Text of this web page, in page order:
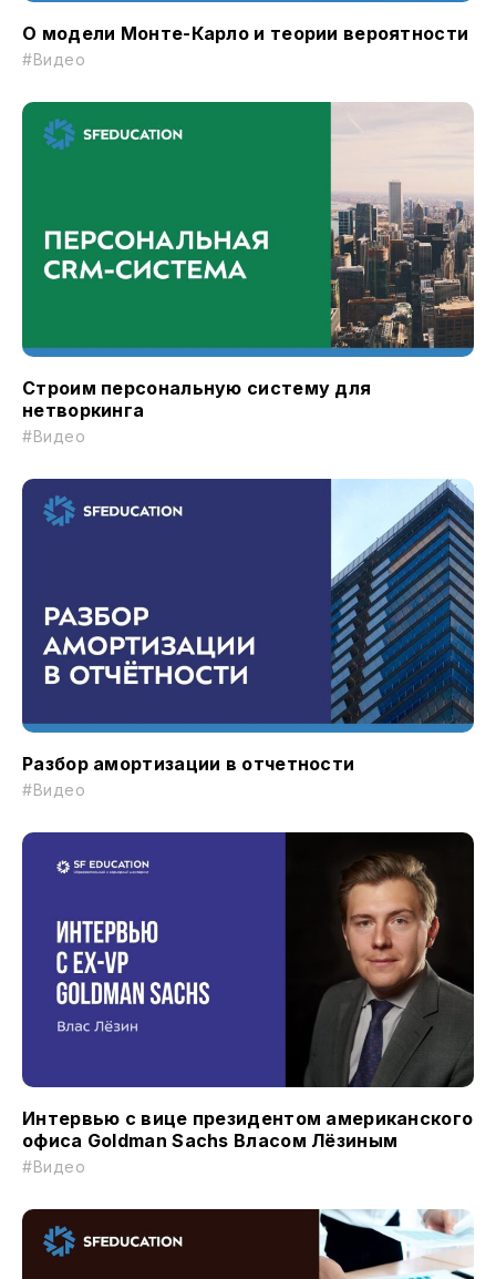
О модели Монте-Карло и теории вероятности
#Видео
Строим персональную систему для
нетворкинга
#Видео
Разбор амортизации в отчетности
#Видео
Интервью с вице президентом американского
офиса Goldman Sachs Власом Лёзиным
#Видео